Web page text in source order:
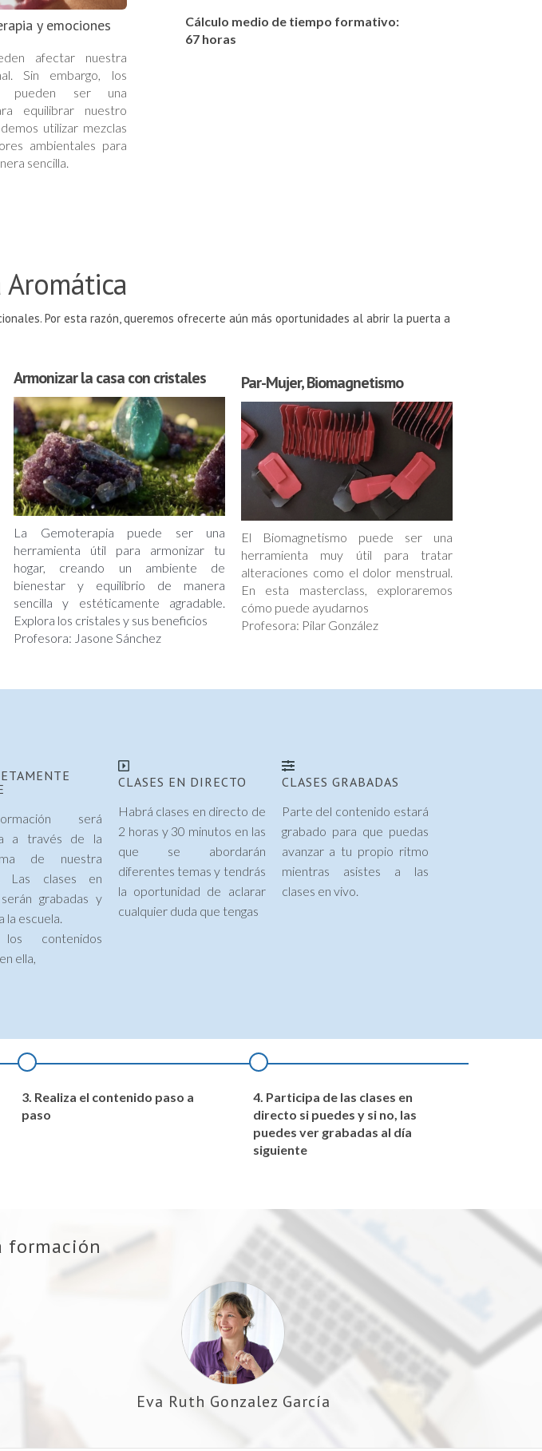
y emociones
afectar nuestra
Sin embargo, los
pueden ser una
equilibrar nuestro
utilizar mezclas
ambientales para
sencilla.
Cálculo medio de tiempo formativo:
67 horas
Aromática
Por esta razón, queremos ofrecerte aún más oportunidades al abrir la puerta a
Armonizar la casa con cristales
La Gemoterapia puede ser una
herramienta útil para armonizar tu
hogar, creando un ambiente de
bienestar y equilibrio de manera
sencilla y estéticamente agradable.
Explora los cristales y sus beneficios
Profesora: Jasone Sánchez
Par-Mujer, Biomagnetismo
El Biomagnetismo puede ser una
herramienta muy útil para tratar
alteraciones como el dolor menstrual.
En esta masterclass, exploraremos
cómo puede ayudarnos
Profesora: Pilar González
será
a través de la
de nuestra
Las clases en
grabadas y
la escuela.
contenidos
ella,
CLASES EN DIRECTO
Habrá clases en directo de
2 horas y 30 minutos en las
que se abordarán
diferentes temas y tendrás
la oportunidad de aclarar
cualquier duda que tengas
CLASES GRABADAS
Parte del contenido estará
grabado para que puedas
avanzar a tu propio ritmo
mientras asistes a las
clases en vivo.
3. Realiza el contenido paso a
paso
4. Participa de las clases en
directo si puedes y si no, las
puedes ver grabadas al día
siguiente
formación
Eva Ruth Gonzalez García